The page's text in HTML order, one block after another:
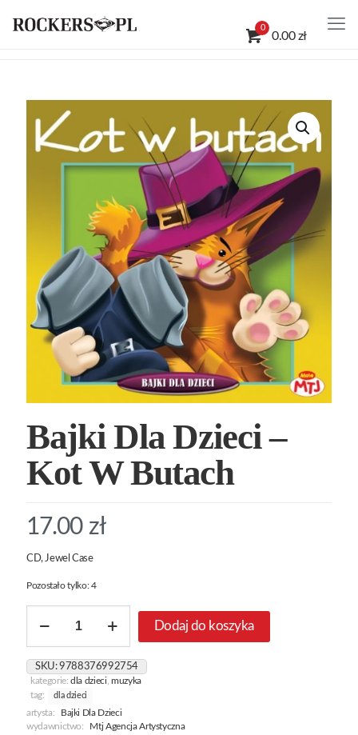
0
0.00 zł
Bajki Dla Dzieci –
Kot W Butach
17.00 zł
CD, Jewel Case
Pozostało tylko: 4
Bajki
Dzieci
-
Butach
Dodaj do koszyka
SKU:9788376992754
kategorie:dla dzieci muzyka
tag:
dla dzieci
artysta:
Bajki Dla Dzieci
wydawnictwo:
Mtj Agencja Artystyczna